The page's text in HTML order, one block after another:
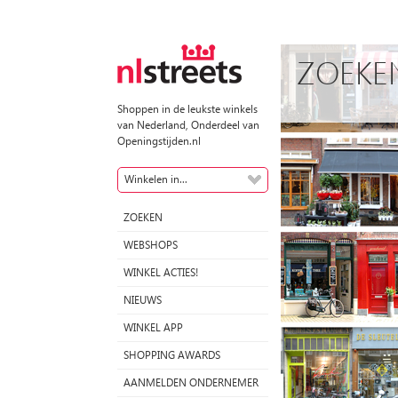
Shoppen in de leukste winkels
van Nederland, Onderdeel van
Openingstijden.nl
Winkelen in...
ZOEKEN
WEBSHOPS
WINKEL ACTIES!
NIEUWS
WINKEL APP
SHOPPING AWARDS
AANMELDEN ONDERNEMER